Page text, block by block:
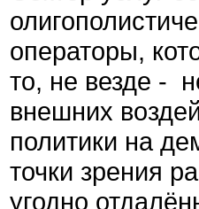
операторы,
то, не везде -
внешних
политики на
точки зрения
угодно